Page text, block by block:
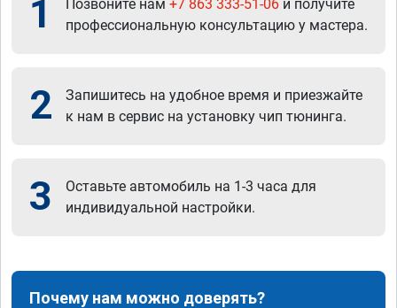
1 Позвоните нам +7 863 333-51-06 и получите
профессиональную консультацию у мастера.
2
Запишитесь на удобное время и приезжайте
к нам в сервис на установку чип тюнинга.
3
Оставьте автомобиль на 1-3 часа для
индивидуальной настройки.
Почему нам можно доверять?